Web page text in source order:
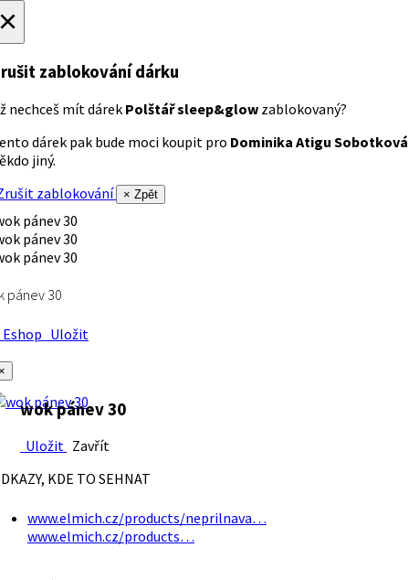
zablokování dárku
nechceš mít dárek Polštář sleep&glow zablokovaný?
dárek pak bude moci koupit pro Dominika Atigu Sobotková
jiný.
zablokování
× Zpět
pánev 30
Uložit
wok pánev 30
Uložit Zavřít
KDE TO SEHNAT
www.elmich.cz/products/neprilnava…
www.elmich.cz/products…